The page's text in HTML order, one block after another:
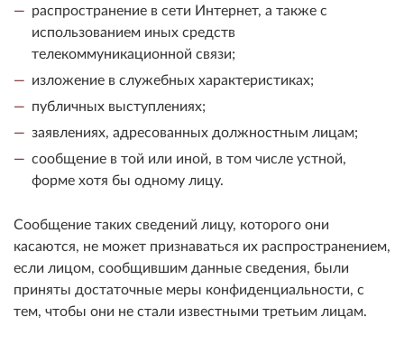
распространение в сети Интернет, а также с
использованием иных средств
телекоммуникационной связи;
изложение в служебных характеристиках;
публичных выступлениях;
заявлениях, адресованных должностным лицам;
сообщение в той или иной, в том числе устной,
форме хотя бы одному лицу.
Сообщение таких сведений лицу, которого они
касаются, не может признаваться их распространением,
если лицом, сообщившим данные сведения, были
приняты достаточные меры конфиденциальности, с
тем, чтобы они не стали известными третьим лицам.